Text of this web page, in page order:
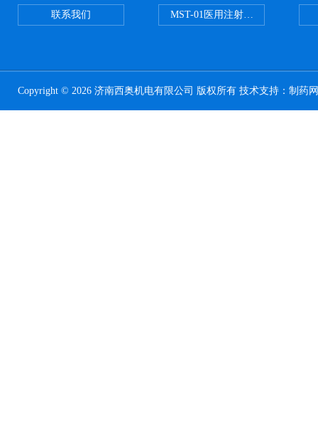
联系我们 MST-01医用注射器测试仪
Copyright © 2026 济南西奥机电有限公司 版权所有 技术支持： 制药网